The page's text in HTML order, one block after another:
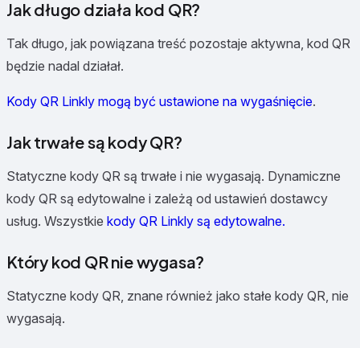
Jak długo działa kod QR?
Tak długo, jak powiązana treść pozostaje aktywna, kod QR
będzie nadal działał.
Kody QR Linkly mogą być ustawione na wygaśnięcie.
Jak trwałe są kody QR?
Statyczne kody QR są trwałe i nie wygasają. Dynamiczne
kody QR są edytowalne i zależą od ustawień dostawcy
usług. Wszystkie kody QR Linkly są edytowalne.
Który kod QR nie wygasa?
Statyczne kody QR, znane również jako stałe kody QR, nie
wygasają.